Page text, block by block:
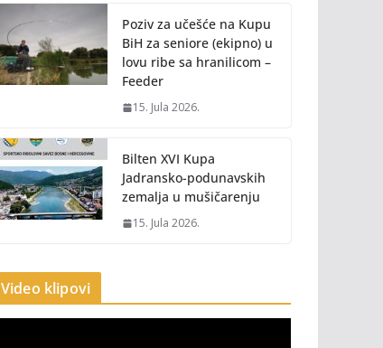
Poziv za učešće na Kupu
BiH za seniore (ekipno) u
lovu ribe sa hranilicom –
Feeder
15. Jula 2026.
Bilten XVI Kupa
Jadransko-podunavskih
zemalja u mušičarenju
15. Jula 2026.
Video klipovi